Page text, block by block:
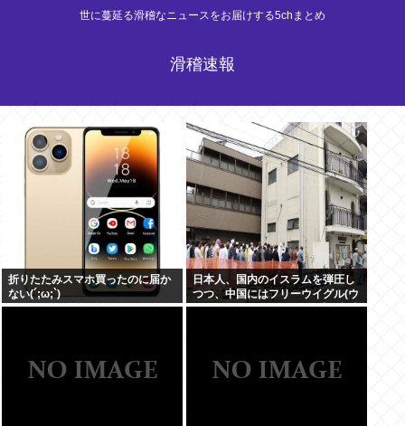
世に蔓延る滑稽なニュースをお届けする5chまとめ
滑稽速報
折りたたみスマホ買ったのに届か
ない(´;ω;`)
日本人、国内のイスラムを弾圧し
つつ、中国にはフリーウイグル(ウ
イグルはほぼムスリム)を叫ぶ意味